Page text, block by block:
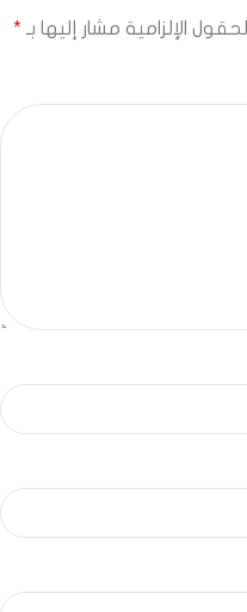
الحقول الإلزامية مشار إليها بـ *